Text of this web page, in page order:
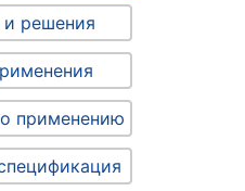
решения
применению